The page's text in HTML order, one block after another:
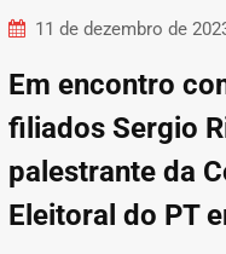
11 de dezembro de
Em encontro
filiados Sergio
palestrante da
Eleitoral do PT